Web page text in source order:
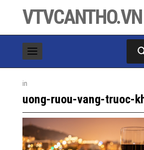
VTVCANTHO.VN
in
uong-ruou-vang-truoc-